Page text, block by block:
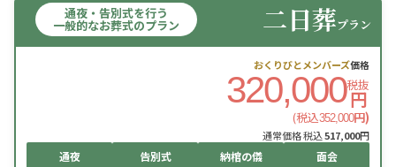
通夜・告別式を行う
一般的なお葬式のプラン 二日葬プラン
おくりびとメンバーズ価格
320,000税抜
円
(税込352,000円)
通常価格 税込517,000円
通夜 告別式 納棺の儀 面会